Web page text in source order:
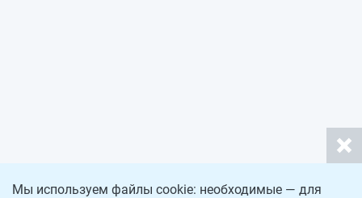
Мы используем файлы cookie: необходимые — для